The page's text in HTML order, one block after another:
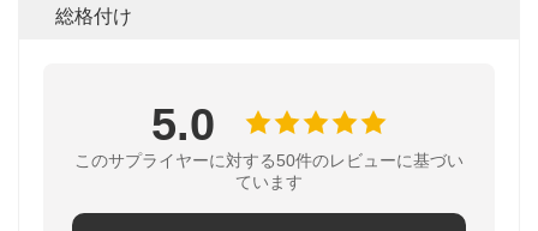
総格付け
5.0
このサプライヤーに対する50件のレビューに基づい
ています